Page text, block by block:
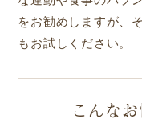
をお勧めしますが、
もお試しください。
こんな